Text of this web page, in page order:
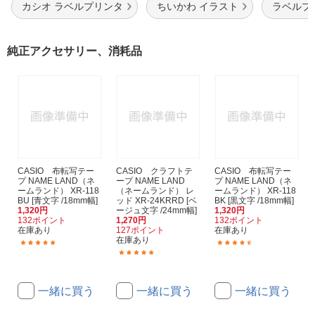
カシオ ラベルプリンタ ちいかわ イラスト ラベルプ
純正アクセサリー、消耗品
CASIO 布転写テー
プ NAME LAND（ネ
ームランド） XR-118
BU [青文字 /18mm幅]
1,320円
132ポイント
在庫あり
一緒に買う
CASIO クラフトテ
ープ NAME LAND
（ネームランド） レ
ッド XR-24KRRD [ベ
ージュ文字 /24mm幅]
1,270円
127ポイント
在庫あり
一緒に買う
CASIO 布転写テー
プ NAME LAND（ネ
ームランド） XR-118
BK [黒文字 /18mm幅]
1,320円
132ポイント
在庫あり
一緒に買う